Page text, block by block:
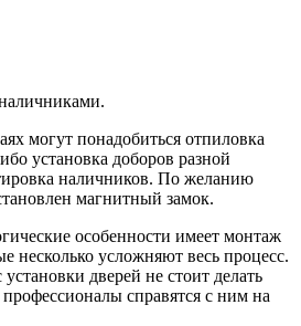
могут понадобиться отпиловка
установка доборов разной
наличников. По желанию
магнитный замок.
особенности имеет монтаж
несколько усложняют весь процесс.
дверей не стоит делать
справятся с ним на